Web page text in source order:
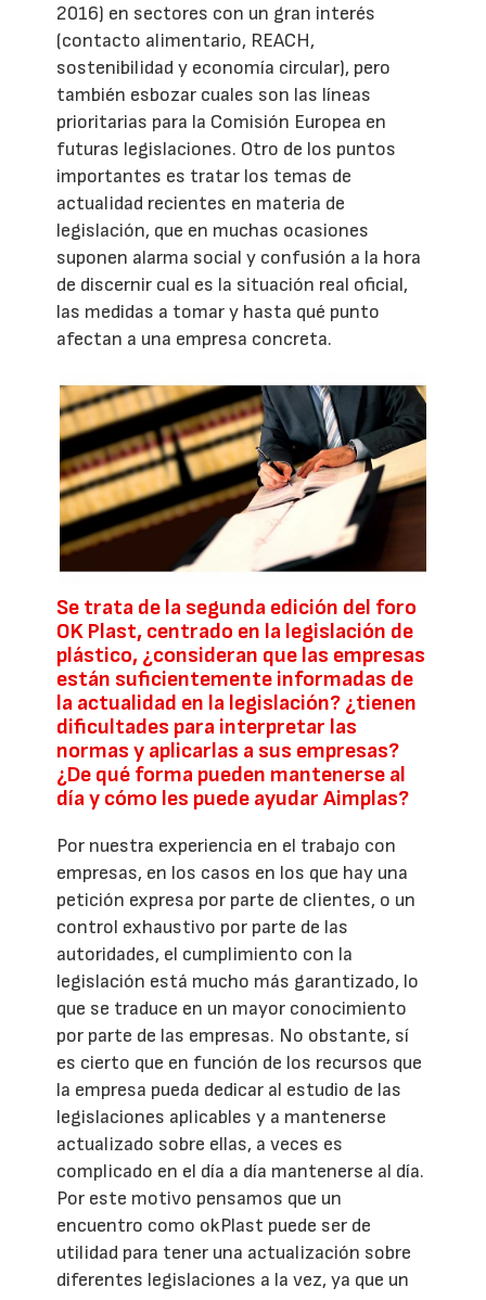
2016) en sectores con un gran interés
(contacto alimentario, REACH,
sostenibilidad y economía circular), pero
también esbozar cuales son las líneas
prioritarias para la Comisión Europea en
futuras legislaciones. Otro de los puntos
importantes es tratar los temas de
actualidad recientes en materia de
legislación, que en muchas ocasiones
suponen alarma social y confusión a la hora
de discernir cual es la situación real oficial,
las medidas a tomar y hasta qué punto
afectan a una empresa concreta.
Se trata de la segunda edición del foro
OK Plast, centrado en la legislación de
plástico, ¿consideran que las empresas
están suficientemente informadas de
la actualidad en la legislación? ¿tienen
dificultades para interpretar las
normas y aplicarlas a sus empresas?
¿De qué forma pueden mantenerse al
día y cómo les puede ayudar Aimplas?
Por nuestra experiencia en el trabajo con
empresas, en los casos en los que hay una
petición expresa por parte de clientes, o un
control exhaustivo por parte de las
autoridades, el cumplimiento con la
legislación está mucho más garantizado, lo
que se traduce en un mayor conocimiento
por parte de las empresas. No obstante, sí
es cierto que en función de los recursos que
la empresa pueda dedicar al estudio de las
legislaciones aplicables y a mantenerse
actualizado sobre ellas, a veces es
complicado en el día a día mantenerse al día.
Por este motivo pensamos que un
encuentro como okPlast puede ser de
utilidad para tener una actualización sobre
diferentes legislaciones a la vez, ya que un